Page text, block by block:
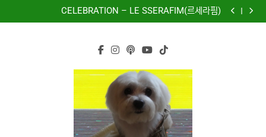
to
少女時代(소녀시대)(Girls’ Generation)
CELEBRATION – LE SSERAFIM(르세라핌)
Hermes One Quick Start Guide using OpenRouter Free
再次重逢的世界(다시만난세계)(Into The New World) –
少女時代(소녀시대)(Girls’ Generation)
CELEBRATION – LE SSERAFIM(르세라핌)
Models & Telegram Integration
虹 – 菅田将暉